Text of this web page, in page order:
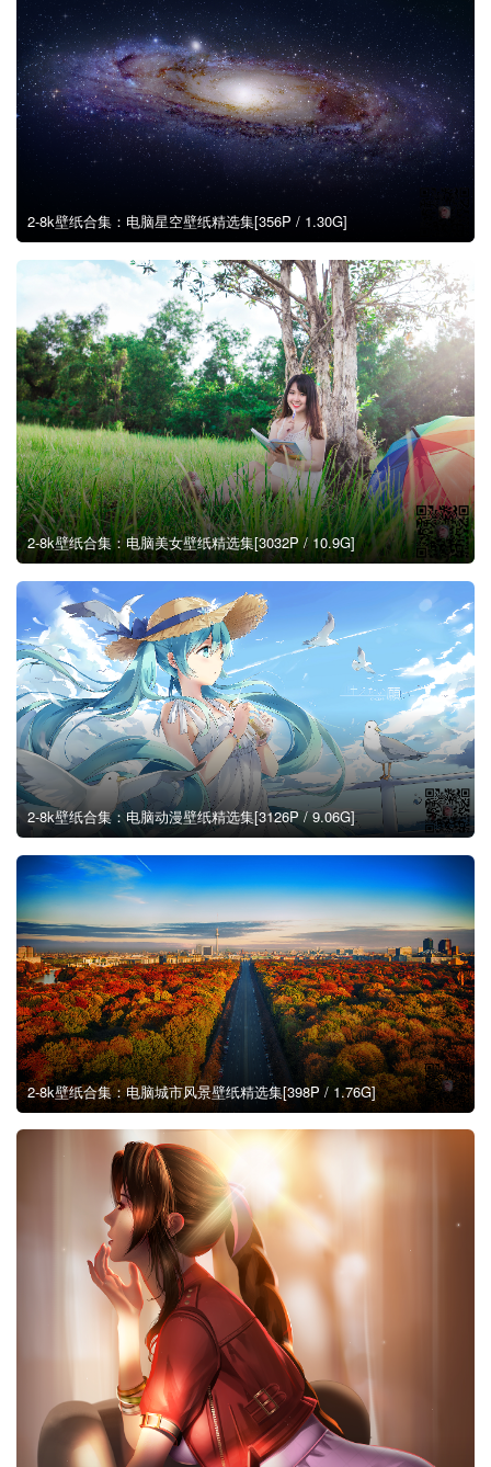
2-8k壁纸合集：电脑星空壁纸精选集[356P / 1.30G]
2-8k壁纸合集：电脑美女壁纸精选集[3032P / 10.9G]
2-8k壁纸合集：电脑动漫壁纸精选集[3126P / 9.06G]
2-8k壁纸合集：电脑城市风景壁纸精选集[398P / 1.76G]